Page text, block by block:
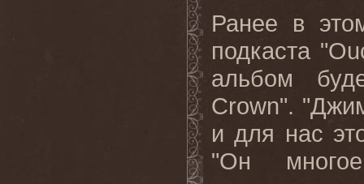
Ранее в
подкаста
альбом
Crown".
и для нас
"Он